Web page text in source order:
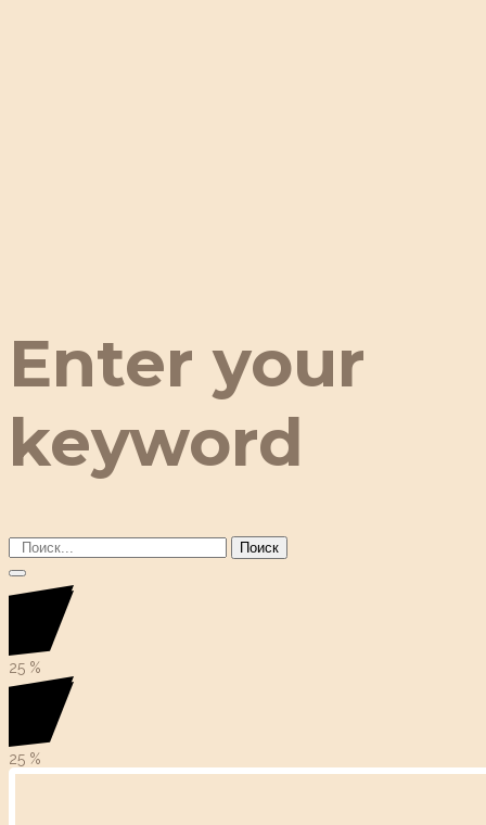
Enter your
keyword
Поиск
25 %
25 %